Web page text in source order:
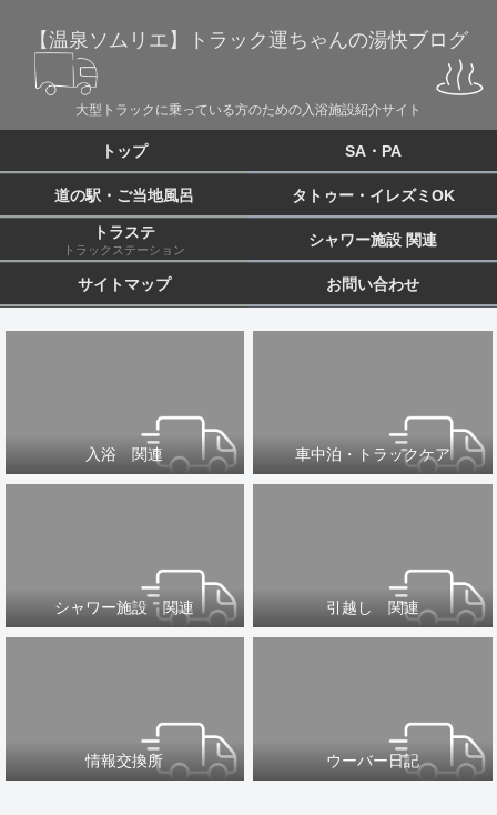
【温泉ソムリエ】トラック運ちゃんの湯快ブログ
大型トラックに乗っている方のための入浴施設紹介サイト
トップ SA・PA
道の駅・ご当地風呂 タトゥー・イレズミOK
トラステ
トラックステーション
シャワー施設 関連
サイトマップ お問い合わせ
入浴 関連 車中泊・トラックケア
シャワー施設 関連 引越し 関連
情報交換所 ウーバー日記